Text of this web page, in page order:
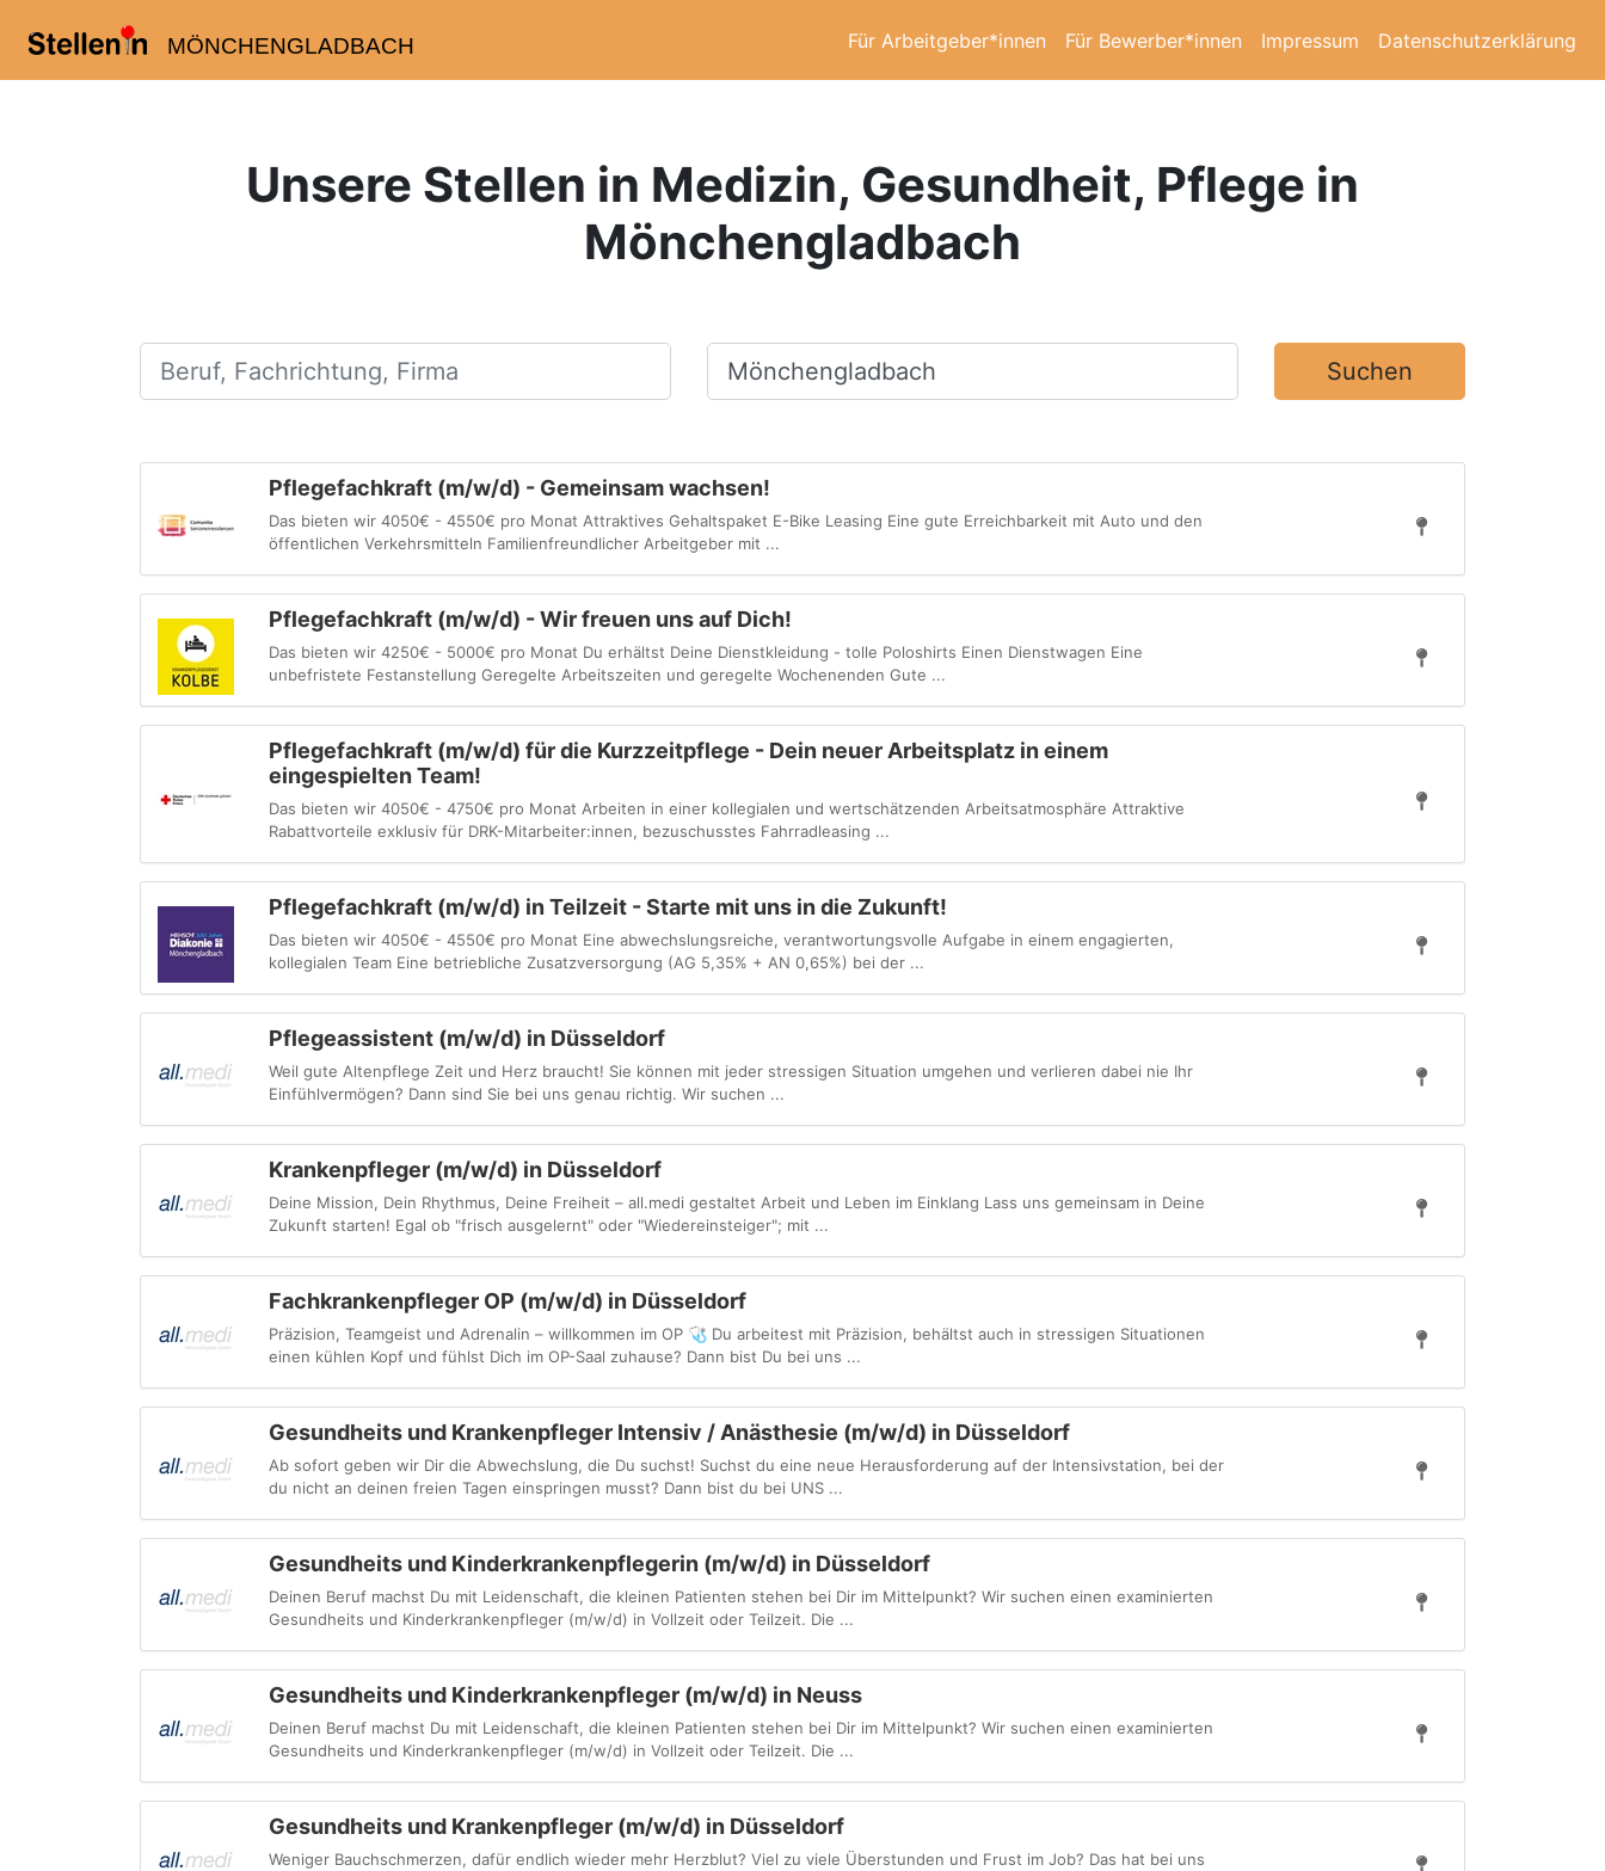
MÖNCHENGLADBACH Für Arbeitgeber*innen Für Bewerber*innen Impressum Datenschutzerklärung
Unsere Stellen in Medizin, Gesundheit, Pflege in
Mönchengladbach
Beruf, Fachrichtung, Firma Ort, Stadt Suchen
Pflegefachkraft (m/w/d) - Gemeinsam wachsen!
Das bieten wir 4050€ - 4550€ pro Monat Attraktives Gehaltspaket E-Bike Leasing Eine gute Erreichbarkeit mit Auto und den
öffentlichen Verkehrsmitteln Familienfreundlicher Arbeitgeber mit ...
Pflegefachkraft (m/w/d) - Wir freuen uns auf Dich!
Das bieten wir 4250€ - 5000€ pro Monat Du erhältst Deine Dienstkleidung - tolle Poloshirts Einen Dienstwagen Eine
unbefristete Festanstellung Geregelte Arbeitszeiten und geregelte Wochenenden Gute ...
Pflegefachkraft (m/w/d) für die Kurzzeitpflege - Dein neuer Arbeitsplatz in einem
eingespielten Team!
Das bieten wir 4050€ - 4750€ pro Monat Arbeiten in einer kollegialen und wertschätzenden Arbeitsatmosphäre Attraktive
Rabattvorteile exklusiv für DRK-Mitarbeiter:innen, bezuschusstes Fahrradleasing ...
Pflegefachkraft (m/w/d) in Teilzeit - Starte mit uns in die Zukunft!
Das bieten wir 4050€ - 4550€ pro Monat Eine abwechslungsreiche, verantwortungsvolle Aufgabe in einem engagierten,
kollegialen Team Eine betriebliche Zusatzversorgung (AG 5,35% + AN 0,65%) bei der ...
Pflegeassistent (m/w/d) in Düsseldorf
Weil gute Altenpflege Zeit und Herz braucht! Sie können mit jeder stressigen Situation umgehen und verlieren dabei nie Ihr
Einfühlvermögen? Dann sind Sie bei uns genau richtig. Wir suchen ...
Krankenpfleger (m/w/d) in Düsseldorf
Deine Mission, Dein Rhythmus, Deine Freiheit – all.medi gestaltet Arbeit und Leben im Einklang Lass uns gemeinsam in Deine
Zukunft starten! Egal ob "frisch ausgelernt" oder "Wiedereinsteiger"; mit ...
Fachkrankenpfleger OP (m/w/d) in Düsseldorf
Präzision, Teamgeist und Adrenalin – willkommen im OP 🩺 Du arbeitest mit Präzision, behältst auch in stressigen Situationen
einen kühlen Kopf und fühlst Dich im OP-Saal zuhause? Dann bist Du bei uns ...
Gesundheits und Krankenpfleger Intensiv / Anästhesie (m/w/d) in Düsseldorf
Ab sofort geben wir Dir die Abwechslung, die Du suchst! Suchst du eine neue Herausforderung auf der Intensivstation, bei der
du nicht an deinen freien Tagen einspringen musst? Dann bist du bei UNS ...
Gesundheits und Kinderkrankenpflegerin (m/w/d) in Düsseldorf
Deinen Beruf machst Du mit Leidenschaft, die kleinen Patienten stehen bei Dir im Mittelpunkt? Wir suchen einen examinierten
Gesundheits und Kinderkrankenpfleger (m/w/d) in Vollzeit oder Teilzeit. Die ...
Gesundheits und Kinderkrankenpfleger (m/w/d) in Neuss
Deinen Beruf machst Du mit Leidenschaft, die kleinen Patienten stehen bei Dir im Mittelpunkt? Wir suchen einen examinierten
Gesundheits und Kinderkrankenpfleger (m/w/d) in Vollzeit oder Teilzeit. Die ...
Gesundheits und Krankenpfleger (m/w/d) in Düsseldorf
Weniger Bauchschmerzen, dafür endlich wieder mehr Herzblut? Viel zu viele Überstunden und Frust im Job? Das hat bei uns